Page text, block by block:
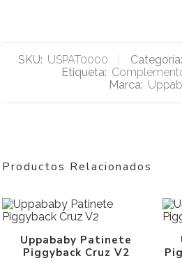
SKU: USPAT0000 Categoría:
Etiqueta:
Marca:
Productos Relacionados
Uppababy Patinete
Piggyback Cruz V2